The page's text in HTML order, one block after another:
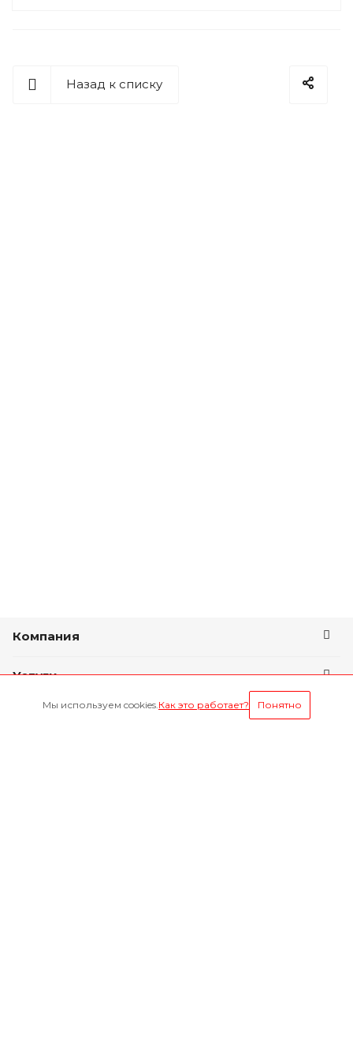
Назад к списку
Компания
Услуги
Условия оплаты
Мы используем cookies.Как это работает? Понятно